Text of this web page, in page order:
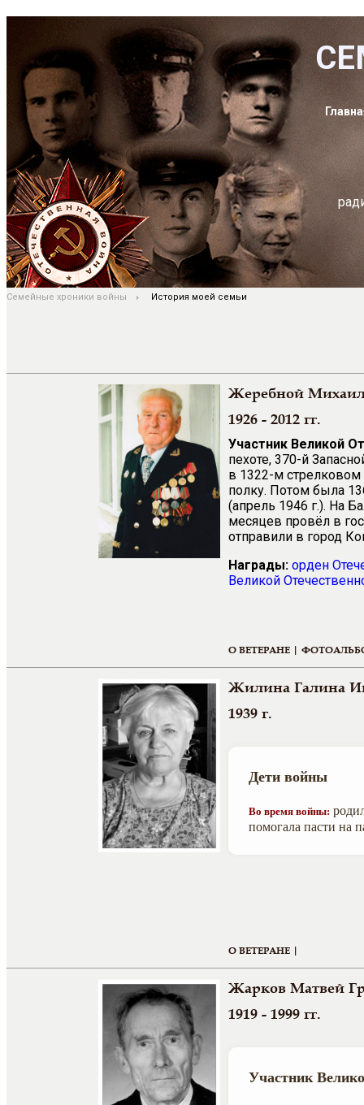
Семейные хроники войны История моей семьи
Жеребной
1926 - 2012 гг.
Участник Великой
пехоте, 370-й
в 1322-м стрелковом
полку. Потом была
(апрель 1946 г.). На
месяцев провёл в
отправили в город
Награды: орден
Великой
О ВЕТЕРАНЕ |
Жилина Галина
1939 г.
Дети войны
Во время войны:
помогала пасти на
О ВЕТЕРАНЕ |
Жарков Матвей
1919 - 1999 гг.
Участник